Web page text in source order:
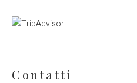
Contatti